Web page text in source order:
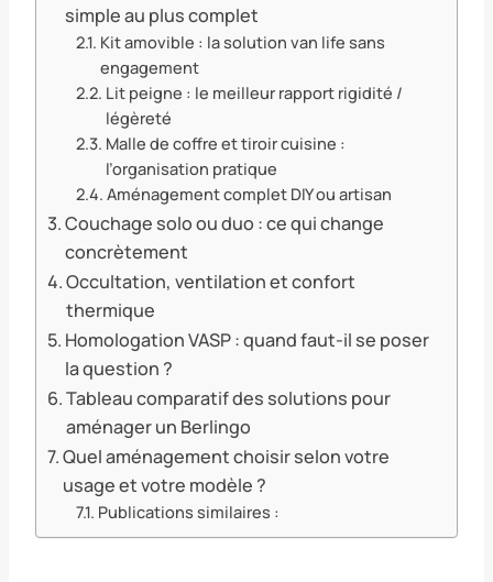
simple au plus complet
Kit amovible : la solution van life sans
engagement
Lit peigne : le meilleur rapport rigidité /
légèreté
Malle de coffre et tiroir cuisine :
l’organisation pratique
Aménagement complet DIY ou artisan
Couchage solo ou duo : ce qui change
concrètement
Occultation, ventilation et confort
thermique
Homologation VASP : quand faut-il se poser
la question ?
Tableau comparatif des solutions pour
aménager un Berlingo
Quel aménagement choisir selon votre
usage et votre modèle ?
Publications similaires :